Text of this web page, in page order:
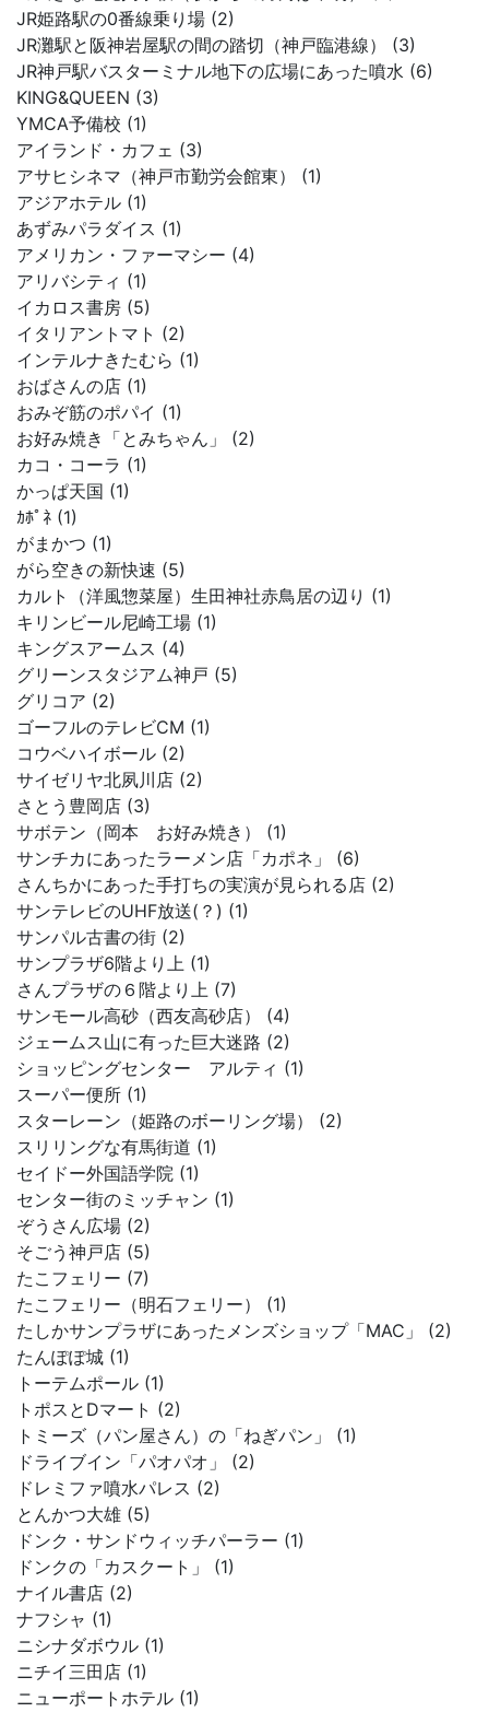
JR姫路駅の0番線乗り場 (2)
JR灘駅と阪神岩屋駅の間の踏切（神戸臨港線） (3)
JR神戸駅バスターミナル地下の広場にあった噴水 (6)
KING&QUEEN (3)
YMCA予備校 (1)
アイランド・カフェ (3)
アサヒシネマ（神戸市勤労会館東） (1)
アジアホテル (1)
あずみパラダイス (1)
アメリカン・ファーマシー (4)
アリバシティ (1)
イカロス書房 (5)
イタリアントマト (2)
インテルナきたむら (1)
おばさんの店 (1)
おみぞ筋のポパイ (1)
お好み焼き「とみちゃん」 (2)
カコ・コーラ (1)
かっぱ天国 (1)
ｶﾎﾟﾈ (1)
がまかつ (1)
がら空きの新快速 (5)
カルト（洋風惣菜屋）生田神社赤鳥居の辺り (1)
キリンビール尼崎工場 (1)
キングスアームス (4)
グリーンスタジアム神戸 (5)
グリコア (2)
ゴーフルのテレビCM (1)
コウベハイボール (2)
サイゼリヤ北夙川店 (2)
さとう豊岡店 (3)
サボテン（岡本 お好み焼き） (1)
サンチカにあったラーメン店「カポネ」 (6)
さんちかにあった手打ちの実演が見られる店 (2)
サンテレビのUHF放送(？) (1)
サンパル古書の街 (2)
サンプラザ6階より上 (1)
さんプラザの６階より上 (7)
サンモール高砂（西友高砂店） (4)
ジェームス山に有った巨大迷路 (2)
ショッピングセンター アルティ (1)
スーパー便所 (1)
スターレーン（姫路のボーリング場） (2)
スリリングな有馬街道 (1)
セイドー外国語学院 (1)
センター街のミッチャン (1)
ぞうさん広場 (2)
そごう神戸店 (5)
たこフェリー (7)
たこフェリー（明石フェリー） (1)
たしかサンプラザにあったメンズショップ「MAC」 (2)
たんぽぽ城 (1)
トーテムポール (1)
トポスとDマート (2)
トミーズ（パン屋さん）の「ねぎパン」 (1)
ドライブイン「パオパオ」 (2)
ドレミファ噴水パレス (2)
とんかつ大雄 (5)
ドンク・サンドウィッチパーラー (1)
ドンクの「カスクート」 (1)
ナイル書店 (2)
ナフシャ (1)
ニシナダボウル (1)
ニチイ三田店 (1)
ニューポートホテル (1)